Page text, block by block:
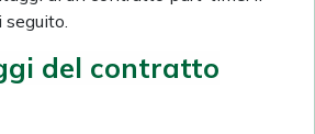
del contratto